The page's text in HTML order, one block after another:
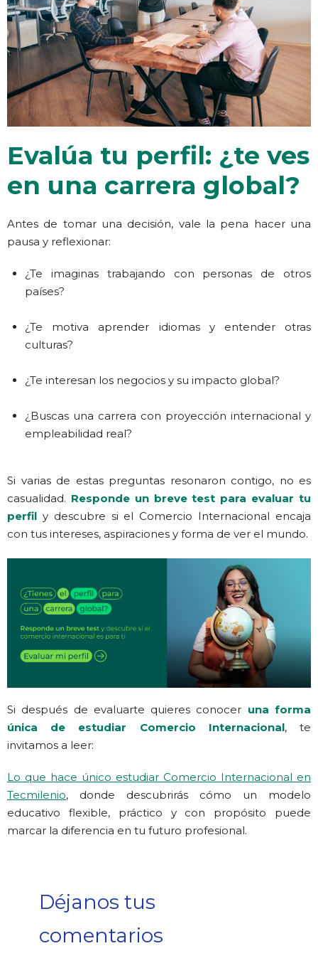
Evalúa tu perfil: ¿te ves
en una carrera global?
Antes de tomar una decisión, vale la pena hacer una
pausa y reflexionar:
¿Te imaginas trabajando con personas de otros
países?
¿Te motiva aprender idiomas y entender otras
culturas?
¿Te interesan los negocios y su impacto global?
¿Buscas una carrera con proyección internacional y
empleabilidad real?
Si varias de estas preguntas resonaron contigo, no es
casualidad. Responde un breve test para evaluar tu
perfil y descubre si el Comercio Internacional encaja
con tus intereses, aspiraciones y forma de ver el mundo.
Si después de evaluarte quieres conocer una forma
única de estudiar Comercio Internacional, te
invitamos a leer:
Lo que hace único estudiar Comercio Internacional en
Tecmilenio, donde descubrirás cómo un modelo
educativo flexible, práctico y con propósito puede
marcar la diferencia en tu futuro profesional.
Déjanos tus
comentarios